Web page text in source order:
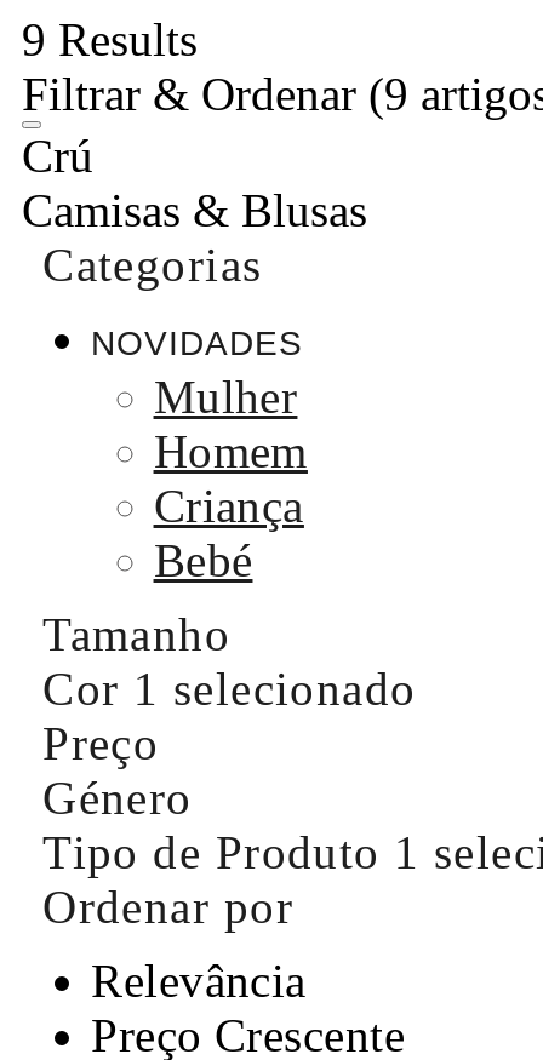
9 Results
Filtrar & Ordenar (9
Crú
Camisas & Blusas
Categorias
NOVIDADES
Mulher
Homem
Criança
Bebé
Tamanho
Cor 1 selecionado
Preço
Género
Tipo de Produto 1
Ordenar por
Relevância
Preço Crescente